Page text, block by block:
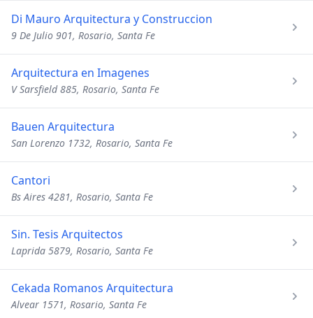
Di Mauro Arquitectura y Construccion
9 De Julio 901, Rosario, Santa Fe
Arquitectura en Imagenes
V Sarsfield 885, Rosario, Santa Fe
Bauen Arquitectura
San Lorenzo 1732, Rosario, Santa Fe
Cantori
Bs Aires 4281, Rosario, Santa Fe
Sin. Tesis Arquitectos
Laprida 5879, Rosario, Santa Fe
Cekada Romanos Arquitectura
Alvear 1571, Rosario, Santa Fe